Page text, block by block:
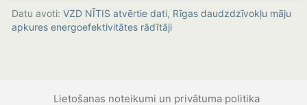
Datu avoti: VZD NĪTIS atvērtie dati, Rīgas daudzdzīvokļu māju
apkures energoefektivitātes rādītāji
Lietošanas noteikumi un privātuma politika